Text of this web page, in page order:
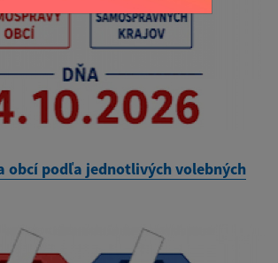
obcí podľa jednotlivých volebných